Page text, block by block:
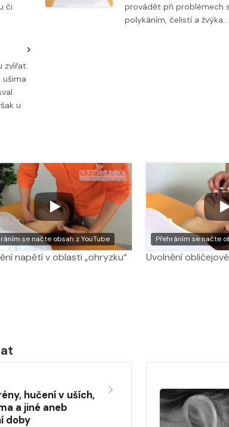
či
provádět při problémech s
polykáním, čelistí a žvýka…
zvířat.
ušima
u
se načte obsah z YouTube
napětí v oblasti „ohryzku“
Přehráním se načte
Uvolnění
hučení v uších,
a jiné aneb
doby